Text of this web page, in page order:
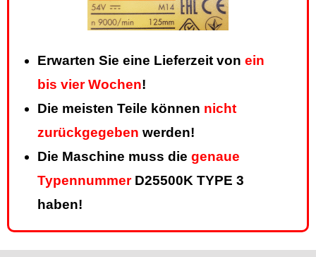
Erwarten Sie eine Lieferzeit von ein
bis vier Wochen!
Die meisten Teile können nicht
zurückgegeben werden!
Die Maschine muss die genaue
TypennummerD25500K TYPE 3
haben!